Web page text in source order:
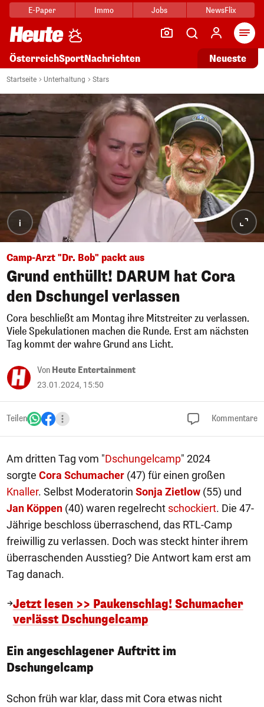
E-Paper Immo Jobs NewsFlix
ÖsterreichSportNachrichten Neueste
Startseite Unterhaltung Stars
i
Camp-Arzt "Dr. Bob" packt aus
Grund enthüllt! DARUM hat Cora
den Dschungel verlassen
Cora beschließt am Montag ihre Mitstreiter zu verlassen.
Viele Spekulationen machen die Runde. Erst am nächsten
Tag kommt der wahre Grund ans Licht.
Von Heute Entertainment
23.01.2024, 15:50
Teilen Kommentare
Am dritten Tag vom "Dschungelcamp" 2024
sorgte Cora Schumacher (47) für einen großen
Knaller. Selbst Moderatorin Sonja Zietlow (55) und
Jan Köppen (40) waren regelrecht schockiert. Die 47-
Jährige beschloss überraschend, das RTL-Camp
freiwillig zu verlassen. Doch was steckt hinter ihrem
überraschenden Ausstieg? Die Antwort kam erst am
Tag danach.
Jetzt lesen >> Paukenschlag! Schumacher
verlässt Dschungelcamp
Ein angeschlagener Auftritt im
Dschungelcamp
Schon früh war klar, dass mit Cora etwas nicht